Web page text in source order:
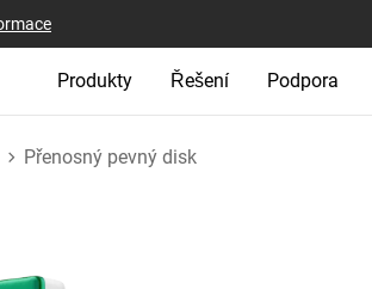
Produkty Řešení Podpora
Přenosný pevný disk